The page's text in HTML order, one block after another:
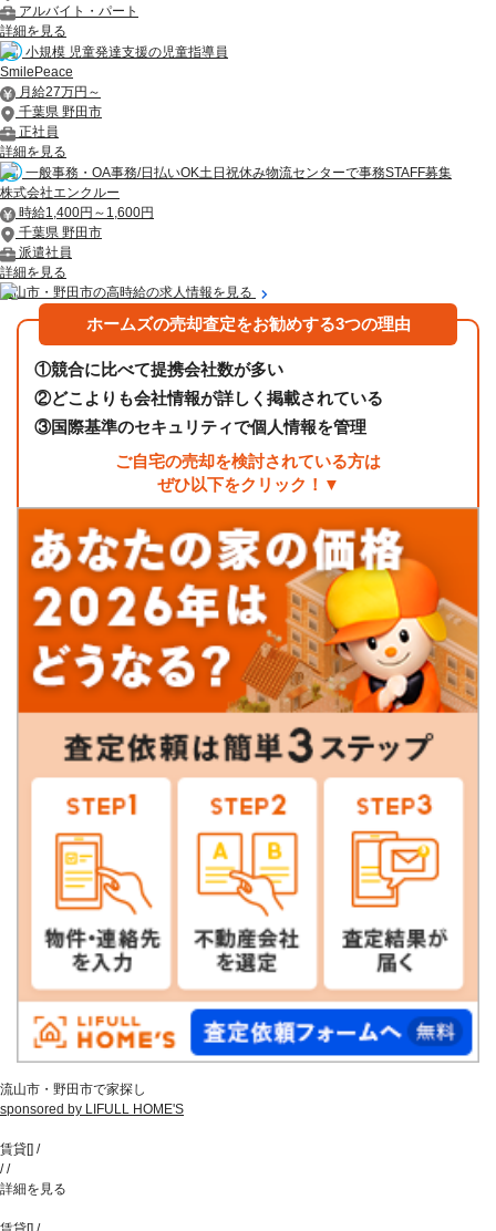
アルバイト・パート
詳細を見る
小規模 児童発達支援の児童指導員
SmilePeace
月給27万円～
千葉県 野田市
正社員
詳細を見る
一般事務・OA事務/日払いOK土日祝休み物流センターで事務STAFF募集
株式会社エンクルー
時給1,400円～1,600円
千葉県 野田市
派遣社員
詳細を見る
流山市・野田市の高時給の求人情報を見る
ホームズの売却査定をお勧めする3つの理由
①競合に比べて提携会社数が多い
②どこよりも会社情報が詳しく掲載されている
③国際基準のセキュリティで個人情報を管理
ご自宅の売却を検討されている方は
ぜひ以下をクリック！▼
流山市・野田市で家探し
sponsored by LIFULL HOME'S
賃貸[] /
//
詳細を見る